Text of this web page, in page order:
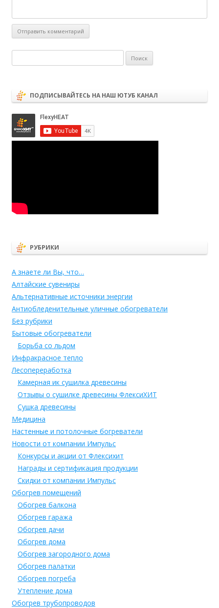
ПОДПИСЫВАЙТЕСЬ НА НАШ ЮТУБ КАНАЛ
РУБРИКИ
А знаете ли Вы, что…
Алтайские сувениры
Альтернативные источники энергии
Антиобледенительные уличные обогреватели
Без рубрики
Бытовые обогреватели
Борьба со льдом
Инфракрасное тепло
Лесопереработка
Камерная ик сушилка древесины
Отзывы о сушилке древесины ФлексиХИТ
Сушка древесины
Медицина
Настенные и потолочные богреватели
Новости от компании Импульс
Конкурсы и акции от Флексихит
Награды и сертификация продукции
Скидки от компании Импульс
Обогрев помещений
Обогрев балкона
Обогрев гаража
Обогрев дачи
Обогрев дома
Обогрев загородного дома
Обогрев палатки
Обогрев погреба
Утепление дома
Обогрев трубопроводов